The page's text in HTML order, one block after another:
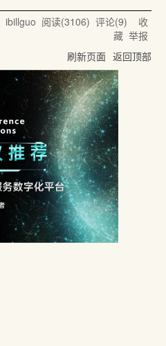
ibillguo 阅读(3106) 评论(9) 收
藏 举报
刷新页面 返回顶部